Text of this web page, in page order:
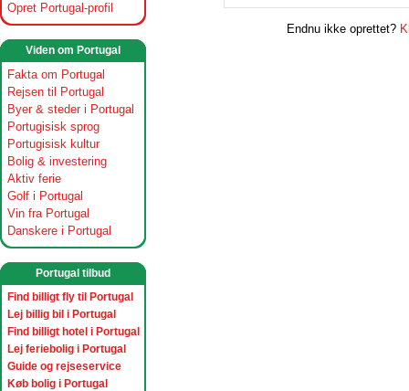
Opret Portugal-profil
Viden om Portugal
Fakta om Portugal
Rejsen til Portugal
Byer & steder i Portugal
Portugisisk sprog
Portugisisk kultur
Bolig & investering
Aktiv ferie
Golf i Portugal
Vin fra Portugal
Danskere i Portugal
Portugal tilbud
Find billigt fly til Portugal
Lej billig bil i Portugal
Find billigt hotel i Portugal
Lej feriebolig i Portugal
Guide og rejseservice
Køb bolig i Portugal
Endnu ikke oprettet?